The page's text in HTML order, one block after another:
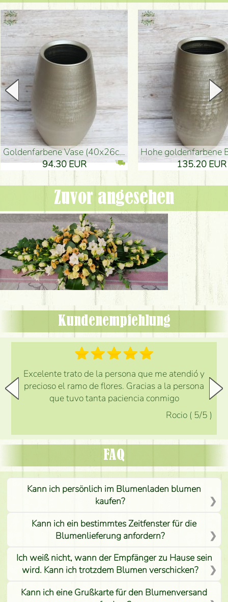
goldenfarbene Vase (40x26cm)
94.30 EUR
hohe goldenfarbene
135.20 EUR
Zuvor angesehen
Kundenempfehlung
Excelente trato de la persona que me atendió y
precioso el ramo de flores. Gracias a la persona
que tuvo tanta paciencia conmigo
Rocio ( 5/5 )
FAQ
Kann ich persönlich im Blumenladen blumen
kaufen?
Kann ich ein bestimmtes Zeitfenster für die
Blumenlieferung anfordern?
Ich weiß nicht, wann der Empfänger zu Hause sein
wird. Kann ich trotzdem Blumen verschicken?
Kann ich eine Grußkarte für den Blumenversand